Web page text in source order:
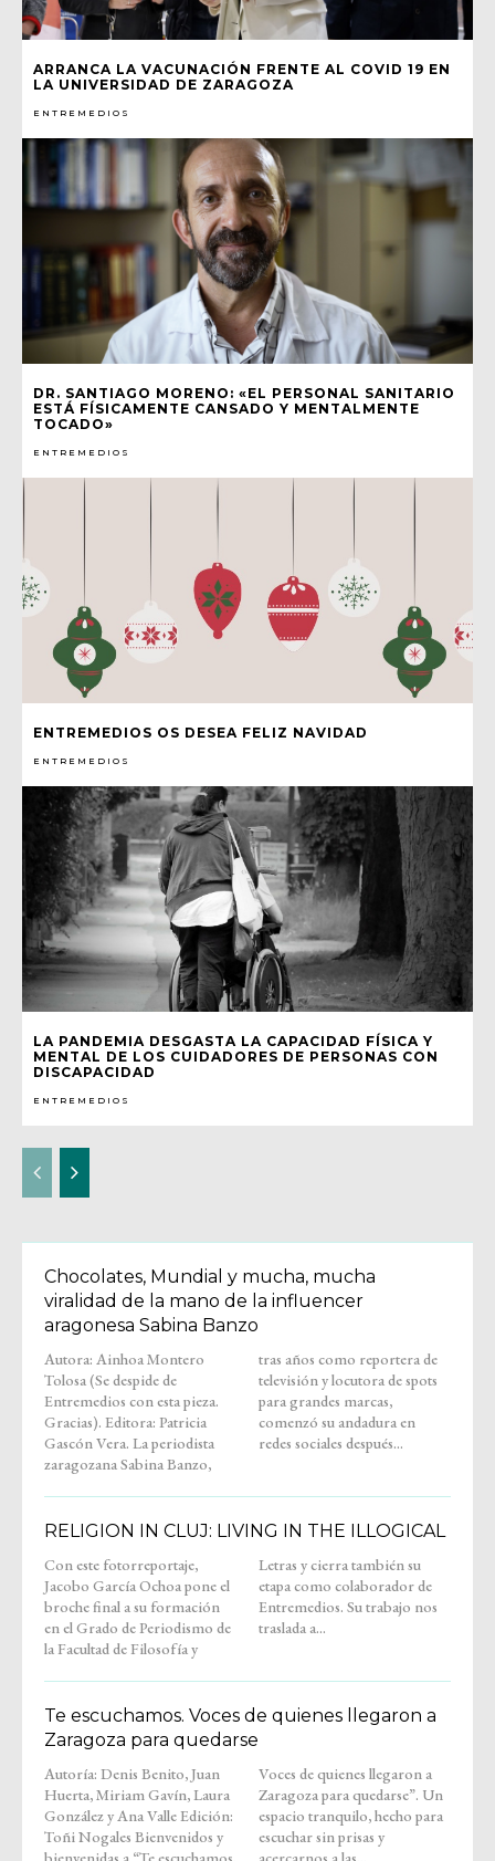
ARRANCA LA VACUNACIÓN FRENTE AL COVID 19 EN
LA UNIVERSIDAD DE ZARAGOZA
ENTREMEDIOS
DR. SANTIAGO MORENO: «EL PERSONAL SANITARIO
ESTÁ FÍSICAMENTE CANSADO Y MENTALMENTE
TOCADO»
ENTREMEDIOS
ENTREMEDIOS OS DESEA FELIZ NAVIDAD
ENTREMEDIOS
LA PANDEMIA DESGASTA LA CAPACIDAD FÍSICA Y
MENTAL DE LOS CUIDADORES DE PERSONAS CON
DISCAPACIDAD
ENTREMEDIOS
Chocolates, Mundial y mucha, mucha
viralidad de la mano de la influencer
aragonesa Sabina Banzo
Autora: Ainhoa Montero
Tolosa (Se despide de
Entremedios con esta pieza.
Gracias). Editora: Patricia
Gascón Vera. La periodista
zaragozana Sabina Banzo,
tras años como reportera de
televisión y locutora de spots
para grandes marcas,
comenzó su andadura en
redes sociales después...
RELIGION IN CLUJ: LIVING IN THE ILLOGICAL
Con este fotorreportaje,
Jacobo García Ochoa pone el
broche final a su formación
en el Grado de Periodismo de
la Facultad de Filosofía y
Letras y cierra también su
etapa como colaborador de
Entremedios. Su trabajo nos
traslada a...
Te escuchamos. Voces de quienes llegaron a
Zaragoza para quedarse
Autoría: Denis Benito, Juan
Huerta, Miriam Gavín, Laura
González y Ana Valle Edición:
Toñi Nogales Bienvenidos y
Voces de quienes llegaron a
Zaragoza para quedarse”. Un
espacio tranquilo, hecho para
escuchar sin prisas y